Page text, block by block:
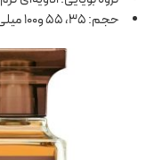
حجم: 35، 55 و100 میلی‌لیتر